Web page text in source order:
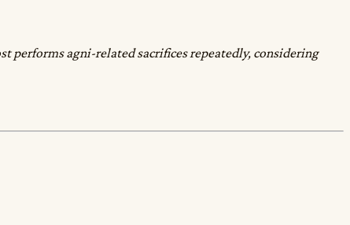
performs agni-related sacrifices repeatedly, considering